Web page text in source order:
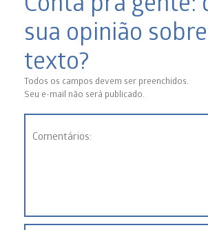
sua opinião
texto?
Todos os campos devem ser preenchidos.
Seu e-mail não será publicado.